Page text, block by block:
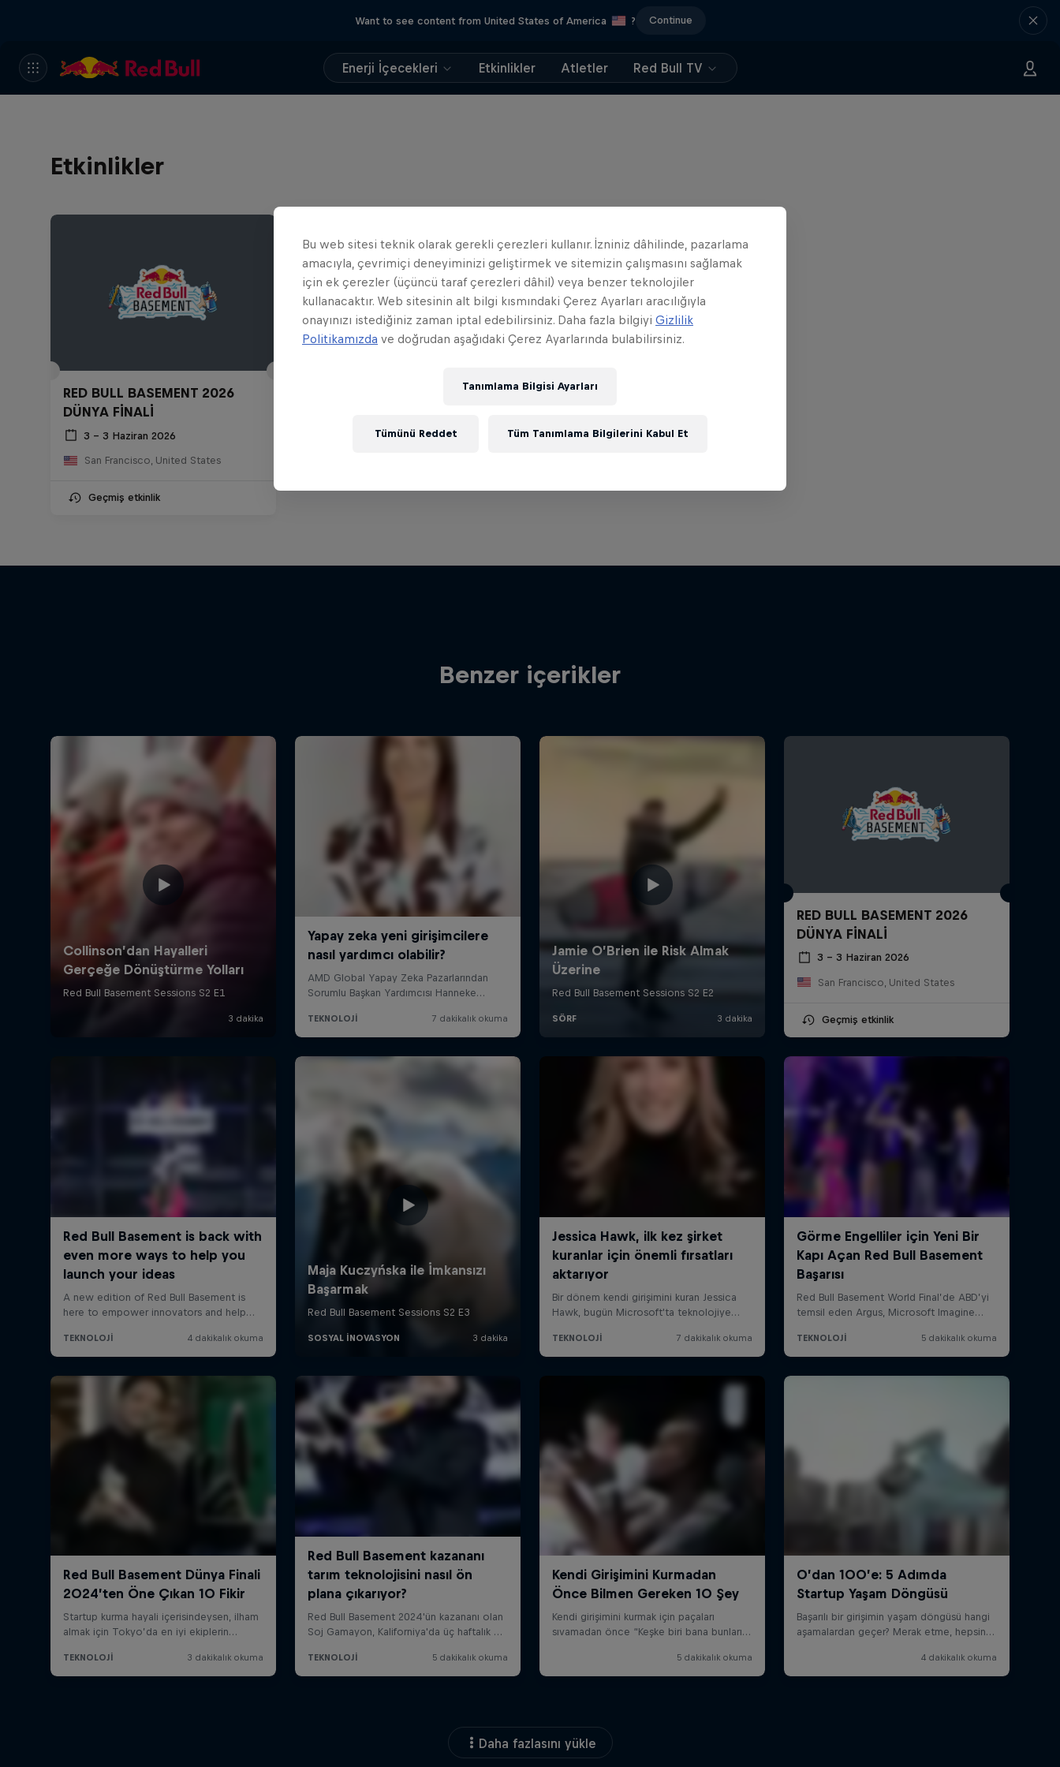
Want to see content from United States of America ? Continue
Enerji İçecekleri Etkinlikler Atletler Red Bull TV
Etkinlikler
RED BULL BASEMENT 2026
DÜNYA FİNALİ
3 – 3 Haziran 2026
San Francisco, United States
Geçmiş etkinlik
Benzer içerikler
RED BULL BASEMENT 2026
DÜNYA FİNALİ
3 – 3 Haziran 2026
San Francisco, United States
Geçmiş etkinlik
Daha fazlasını yükle
Bu web sitesi teknik olarak gerekli çerezleri kullanır. İzniniz dâhilinde, pazarlama
amacıyla, çevrimiçi deneyiminizi geliştirmek ve sitemizin çalışmasını sağlamak
için ek çerezler (üçüncü taraf çerezleri dâhil) veya benzer teknolojiler
kullanacaktır. Web sitesinin alt bilgi kısmındaki Çerez Ayarları aracılığıyla
onayınızı istediğiniz zaman iptal edebilirsiniz. Daha fazla bilgiyi Gizlilik
Politikamızda ve doğrudan aşağıdaki Çerez Ayarlarında bulabilirsiniz.
Tanımlama Bilgisi Ayarları
Tümünü Reddet Tüm Tanımlama Bilgilerini Kabul Et